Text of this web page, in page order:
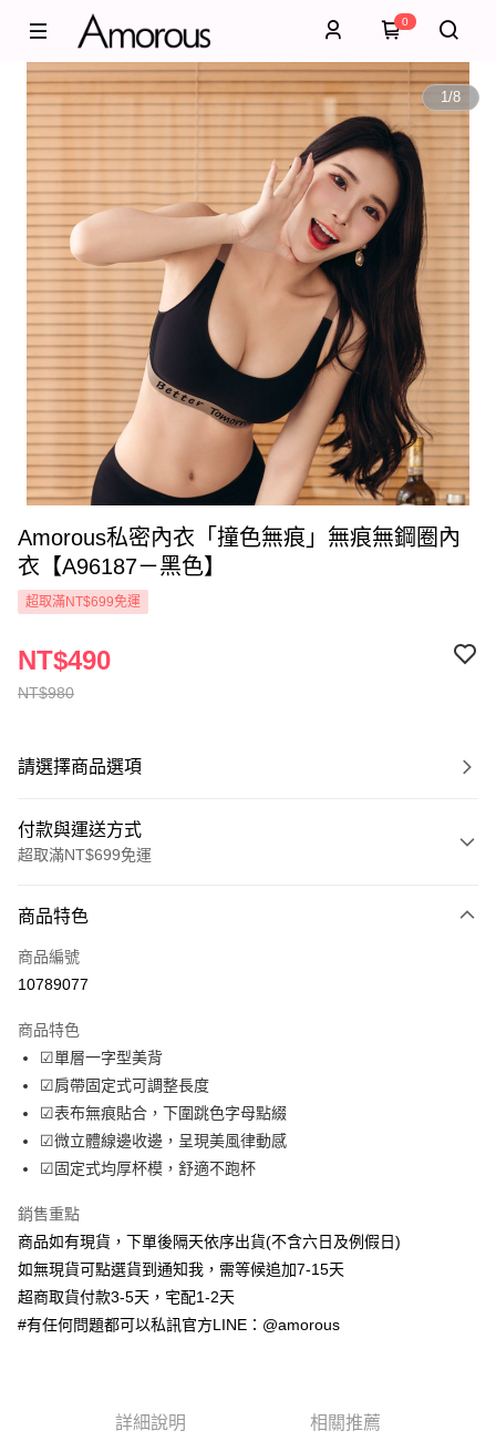
0
1/8
Amorous私密內衣「撞色無痕」無痕無鋼圈內
衣【A96187－黑色】
超取滿NT$699免運
NT$980
NT$490
請選擇商品選項
付款與運送方式
超取滿NT$699免運
信用卡一次付款
超商取貨付款
Apple Pay
街口支付
ATM付款
全家取貨付款
每筆NT$70，滿NT$699(含以上)免運費
付款後全家取貨
每筆NT$70，滿NT$699(含以上)免運費
商品特色
商品編號
10789077
商品特色
☑單層一字型美背
☑肩帶固定式可調整長度
☑表布無痕貼合，下圍跳色字母點綴
☑微立體線邊收邊，呈現美風律動感
☑固定式均厚杯模，舒適不跑杯
銷售重點
商品如有現貨，下單後隔天依序出貨(不含六日及例假日)
如無現貨可點選貨到通知我，需等候追加7-15天
超商取貨付款3-5天，宅配1-2天
#有任何問題都可以私訊官方LINE：@amorous
詳細說明 相關推薦